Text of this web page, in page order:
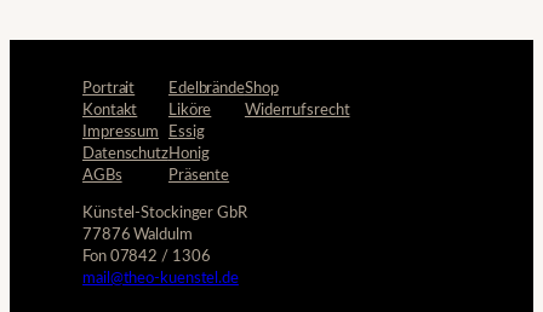
Portrait
Kontakt
Impressum
Datenschutz
AGBs
Edelbrände
Liköre
Essig
Honig
Präsente
Shop
Widerrufsrecht
Künstel-Stockinger GbR
77876 Waldulm
Fon 07842 / 1306
mail@theo-kuenstel.de